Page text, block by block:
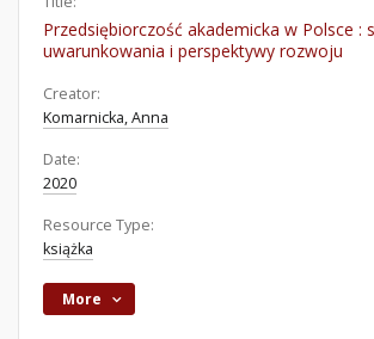
Przedsiębiorczość akademicka w Polsce :
uwarunkowania i perspektywy rozwoju
Creator:
Komarnicka, Anna
Date:
2020
Resource Type:
książka
More